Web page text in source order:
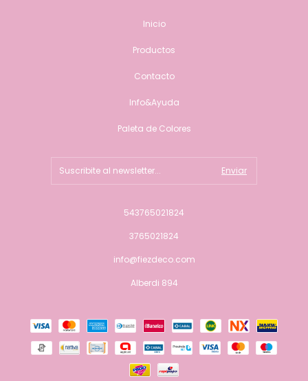
Inicio
Productos
Contacto
Info&Ayuda
Paleta de Colores
543765021824
3765021824
info@fiezdeco.com
Alberdi 894